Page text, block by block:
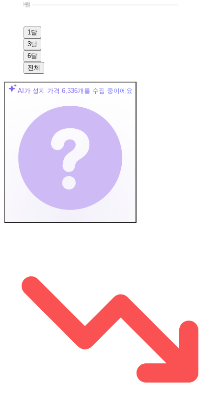
0원
1달
3달
6달
전체
AI가 성지 가격 6,336개를 수집 중이에요